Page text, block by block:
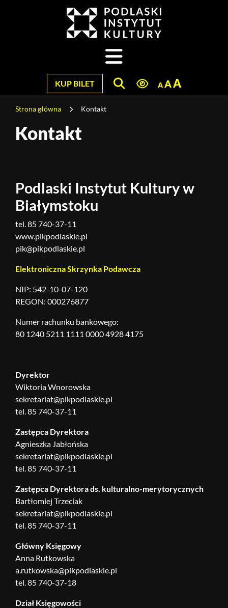
KUP BILET A AA
Strona główna Kontakt
Treść
stronyKontakt
Podlaski Instytut Kultury w
Białymstoku
tel. 85 740-37-11
www.pikpodlaskie.pl
pik@pikpodlaskie.pl
Elektroniczna Skrzynka Podawcza
NIP: 542-10-07-120
REGON: 000276877
Numer rachunku bankowego:
80 1240 5211 1111 0000 4928 4175
Dyrektor
Wiktoria Wnorowska
sekretariat@pikpodlaskie.pl
tel. 85 740-37-11
Zastępca Dyrektora
Agnieszka Jabłońska
sekretariat@pikpodlaskie.pl
tel. 85 740-37-11
Zastępca Dyrektora ds. kulturalno-merytorycznych
Bartłomiej Trzeciak
sekretariat@pikpodlaskie.pl
tel. 85 740-37-11
Główny Księgowy
Anna Rutkowska
a.rutkowska@pikpodlaskie.pl
tel. 85 740-37-18
Dział Księgowości